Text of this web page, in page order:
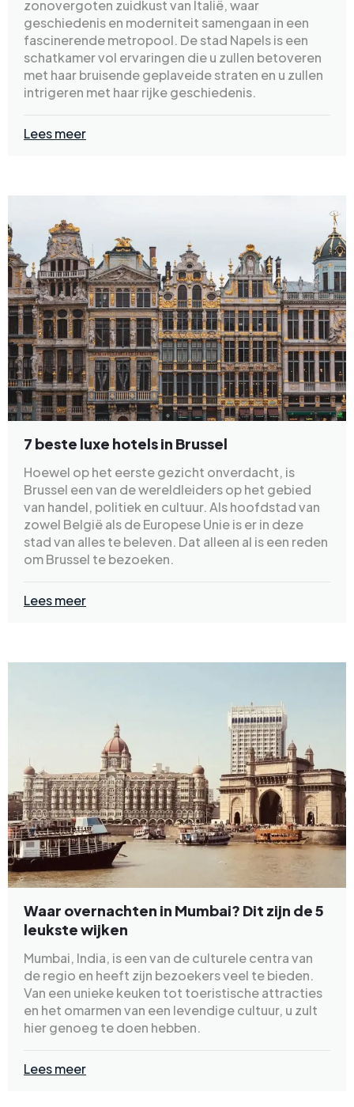
zonovergoten zuidkust van Italië, waar
geschiedenis en moderniteit samengaan in een
fascinerende metropool. De stad Napels is een
schatkamer vol ervaringen die u zullen betoveren
met haar bruisende geplaveide straten en u zullen
intrigeren met haar rijke geschiedenis.
Lees meer
7 beste luxe hotels in Brussel
Hoewel op het eerste gezicht onverdacht, is
Brussel een van de wereldleiders op het gebied
van handel, politiek en cultuur. Als hoofdstad van
zowel België als de Europese Unie is er in deze
stad van alles te beleven. Dat alleen al is een reden
om Brussel te bezoeken.
Lees meer
Waar overnachten in Mumbai? Dit zijn de 5
leukste wijken
Mumbai, India, is een van de culturele centra van
de regio en heeft zijn bezoekers veel te bieden.
Van een unieke keuken tot toeristische attracties
en het omarmen van een levendige cultuur, u zult
hier genoeg te doen hebben.
Lees meer